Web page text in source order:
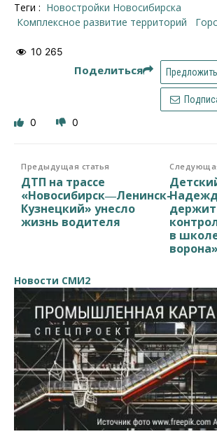
Теги :
новостройки Новосибирска
комплексное развитие территорий
10 265
Поделиться
0 0
Предыдущая статья
ДТП на трассе
«Новосибирск―Ленинск-
Кузнецкий» унесло
жизнь водителя
держит
в
ворона»
Новости СМИ2